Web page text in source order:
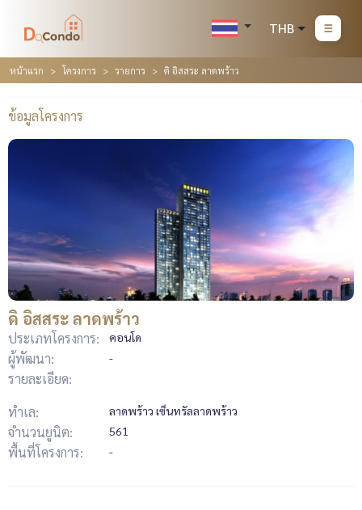
THB
หน้าแรก โครงการ รายการ ดิ อิสสระ ลาดพร้าว
ข้อมูลโครงการ
ดิ อิสสระ ลาดพร้าว
ประเภทโครงการ: คอนโด
ผู้พัฒนา: -
รายละเอียด:
ทำเล:
ลาดพร้าว เซ็นทรัลลาดพร้าว
จำนวนยูนิต: 561
พื้นที่โครงการ: -